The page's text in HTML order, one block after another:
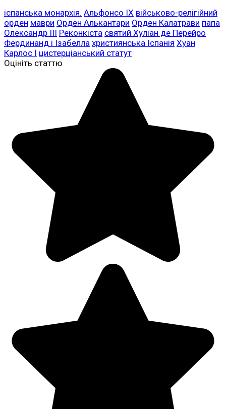
іспанська монархія. Альфонсо IX військово-релігійний
орден маври Орден Алькантари Орден Калатрави папа
Олександр III Реконкіста святий Хуліан де Перейро
Фердинанд і Ізабелла християнська Іспанія Хуан
Карлос I цистерціанський статут
Оцініть статтю